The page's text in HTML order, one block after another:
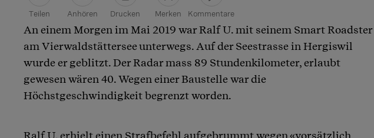
Teilen Anhören Drucken Merken Kommentare
Artikel teilen
An einem Morgen im Mai 2019 war Ralf U. mit seinem Smart Roadster
am Vierwaldstättersee unterwegs. Auf der Seestrasse in Hergiswil
wurde er geblitzt. Der Radar mass 89 Stundenkilometer, erlaubt
gewesen wären 40. Wegen einer Baustelle war die
Höchstgeschwindigkeit begrenzt worden.
Ralf U. erhielt einen Strafbefehl aufgebrummt wegen «vorsätzlich